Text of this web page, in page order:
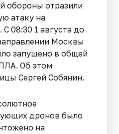
обороны отразили
атаку на
08:30 1 августа до
Москвы
запущено в общей
Об этом
Сергей Собянин.
дронов было
на